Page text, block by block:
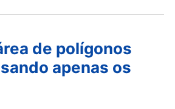
de polígonos
apenas os